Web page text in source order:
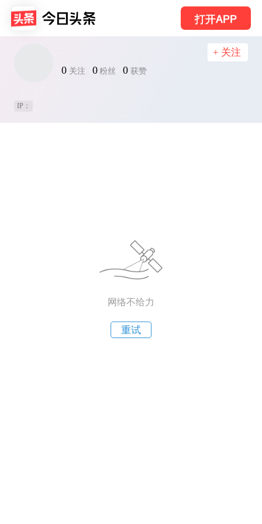
打开APP
0 关注 0 粉丝 0 获赞
+ 关注
IP：
网络不给力
重试